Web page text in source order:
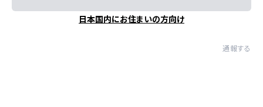
日本国内にお住まいの方向け
通報する